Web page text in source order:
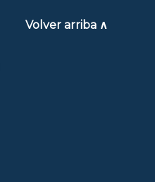
Volver arriba ∧